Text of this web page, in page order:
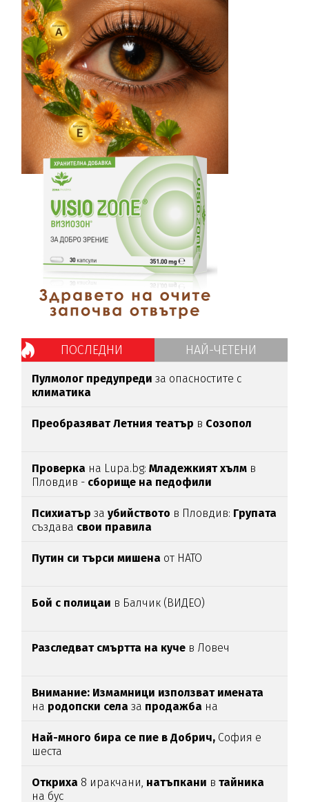
ПОСЛЕДНИ НАЙ-ЧЕТЕНИ
Пулмолог предупреди за опасностите с
климатика
Преобразяват Летния театър в Созопол
Проверка на Lupa.bg:Младежкият хълм в
Пловдив - сборище на педофили
Психиатър заубийството в Пловдив: Групата
създава свои правила
Путин си търси мишена от НАТО
Бой с полицаи в Балчик (ВИДЕО)
Разследват смъртта на куче в Ловеч
Внимание: Измамници използват имената
на родопски села за продажба на
Най-много бира се пие в Добрич, София е
шеста
Откриха 8 иракчани, натъпкани втайника
на бус